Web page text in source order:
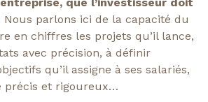
Nous parlons ici de la capacité du
en chiffres les projets qu’il lance,
avec précision, à définir
qu’il assigne à ses salariés,
précis et rigoureux…